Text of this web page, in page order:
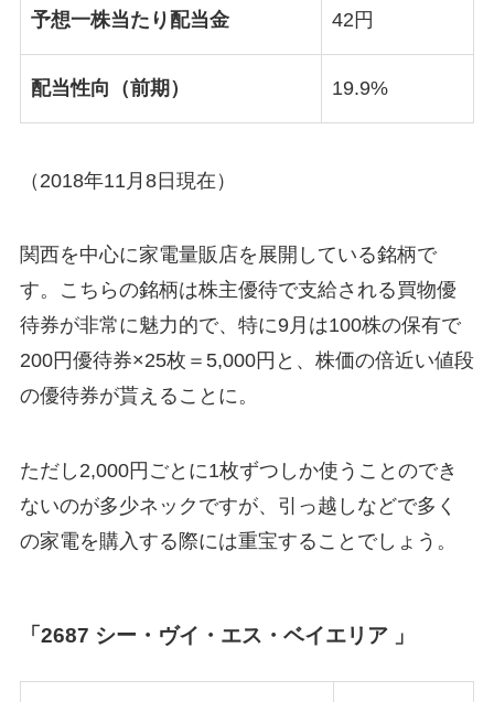
予想一株当たり配当金 42円
配当性向（前期） 19.9%
（2018年11月8日現在）
関西を中心に家電量販店を展開している銘柄で
す。こちらの銘柄は株主優待で支給される買物優
待券が非常に魅力的で、特に9月は100株の保有で
200円優待券×25枚＝5,000円と、株価の倍近い値段
の優待券が貰えることに。
ただし2,000円ごとに1枚ずつしか使うことのでき
ないのが多少ネックですが、引っ越しなどで多く
の家電を購入する際には重宝することでしょう。
「2687 シー・ヴイ・エス・ベイエリア 」